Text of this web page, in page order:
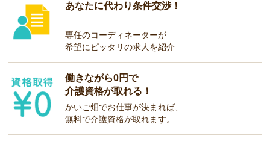
あなたに代わり条件交渉！
専任のコーディネーターが
希望にピッタリの求人を紹介
働きながら0円で
介護資格が取れる！
かいご畑でお仕事が決まれば、
無料で介護資格が取れます。